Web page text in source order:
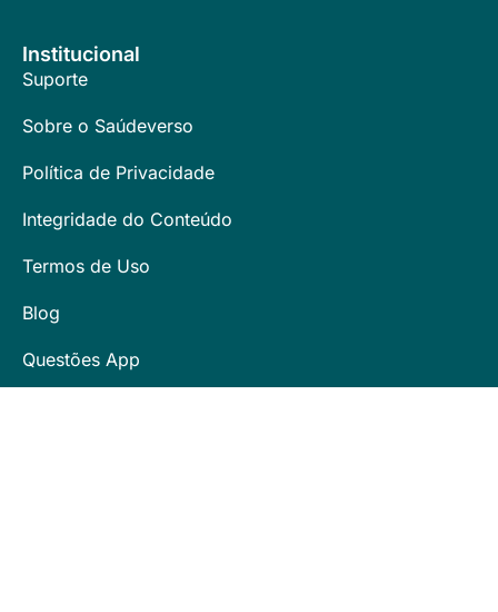
Institucional
Suporte
Sobre o Saúdeverso
Política de Privacidade
Integridade do Conteúdo
Termos de Uso
Blog
Questões App